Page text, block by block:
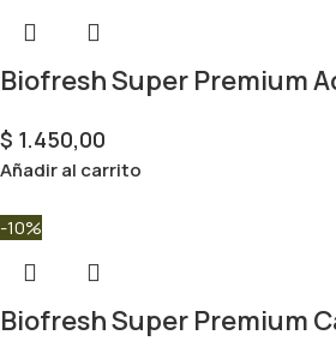
Biofresh Super Premium
$ 1.450,00
Añadir al carrito
-10%
Biofresh Super Premium